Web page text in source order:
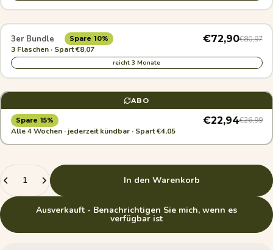
3er Bundle Spare 10% €72,90€80,97
3 Flaschen · Spart €8,07
reicht 3 Monate
ABO
Spare 15% €22,94€26,99
Alle 4 Wochen · jederzeit kündbar · Spart €4,05
Anzahl
In den Warenkorb
Ausverkauft - Benachrichtigen Sie mich, wenn es
verfügbar ist